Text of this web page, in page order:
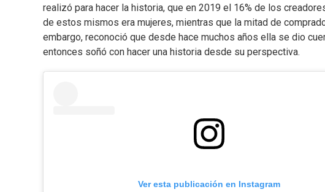
realizó para hacer la historia, que en 2019 el 16% de los
de estos mismos era mujeres, mientras que la mitad de
embargo, reconoció que desde hace muchos años ella se dio
entonces soñó con hacer una historia desde su perspectiva.
Ver esta publicación en Instagram